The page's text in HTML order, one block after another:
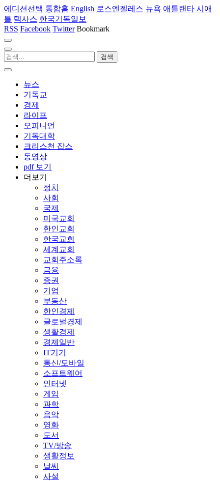
에디션선택 통합홈 English 로스엔젤레스 뉴욕 애틀랜타 시애
틀 텍사스 한국기독일보
RSS Facebook Twitter Bookmark
뉴스
기독교
경제
라이프
오피니언
기독대학
크리스천 잡스
동영상
pdf 보기
더보기
정치
사회
국제
미국교회
한인교회
한국교회
세계교회
교회주소록
금융
증권
기업
부동산
한인경제
글로벌경제
생활경제
경제일반
IT기기
통신/모바일
소프트웨어
인터넷
게임
과학
음악
영화
도서
TV/방송
생활정보
날씨
사설